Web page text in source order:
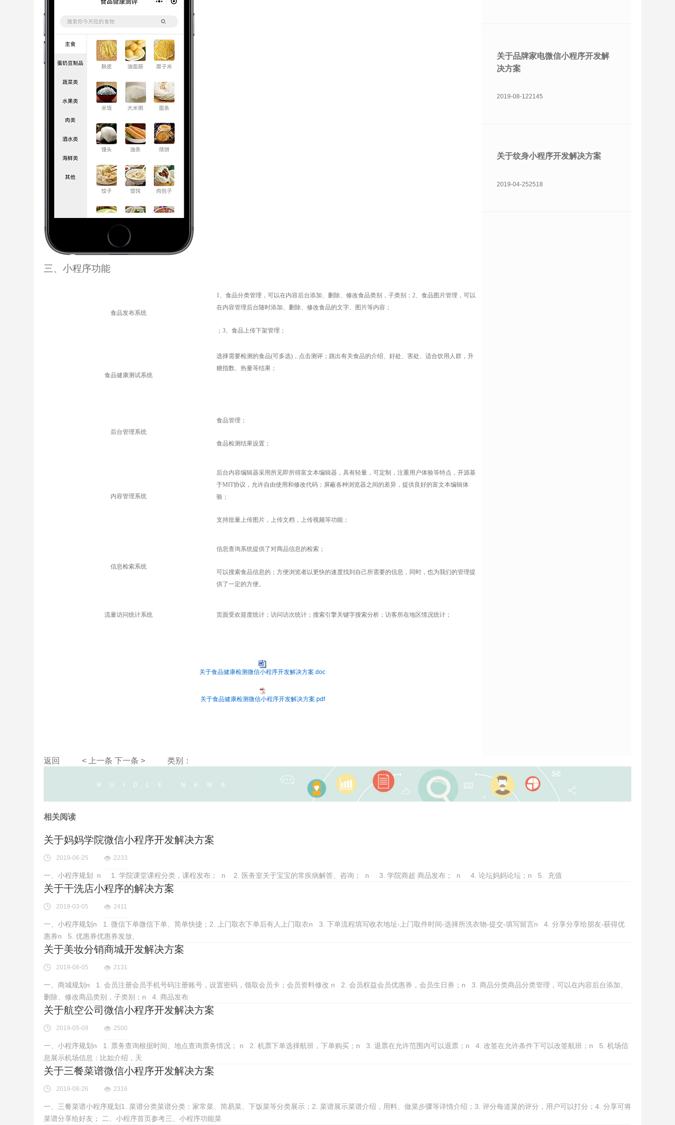
关于品牌家电微信小程序开发解
决方案
2019-08-122145
关于纹身小程序开发解决方案
2019-04-252518
三、小程序功能
食品发布系统
1、食品分类管理，可以在内容后台添加、删除、修改食品类别，子类别；2、食品图片管理，可以
在内容管理后台随时添加、删除、修改食品的文字、图片等内容；
；3、食品上传下架管理；
食品健康测试系统
选择需要检测的食品(可多选)，点击测评；跳出有关食品的介绍、好处、害处、适合饮用人群，升
糖指数、热量等结果；
后台管理系统
食品管理；
食品检测结果设置；
内容管理系统
后台内容编辑器采用所见即所得富文本编辑器，具有轻量，可定制，注重用户体验等特点，开源基
于MIT协议，允许自由使用和修改代码；屏蔽各种浏览器之间的差异，提供良好的富文本编辑体
验；
支持批量上传图片，上传文档，上传视频等功能；
信息检索系统
信息查询系统提供了对商品信息的检索；
可以搜索食品信息的；方便浏览者以更快的速度找到自己所需要的信息，同时，也为我们的管理提
供了一定的方便。
流量访问统计系统 页面受欢迎度统计；访问访次统计；搜索引擎关键字搜索分析；访客所在地区情况统计；
关于食品健康检测微信小程序开发解决方案.doc
关于食品健康检测微信小程序开发解决方案.pdf
返回 < 上一条 下一条 > 类别：
相关阅读
关于妈妈学院微信小程序开发解决方案
2019-06-25 2233
一、小程序规划 n 1. 学院课堂课程分类，课程发布； n 2. 医务室关于宝宝的常疾病解答、咨询； n 3. 学院商超 商品发布； n 4. 论坛妈妈论坛；n 5. 充值
关于干洗店小程序的解决方案
2019-03-05 2411
一、小程序规划n 1. 微信下单微信下单、简单快捷；2. 上门取衣下单后有人上门取衣n 3. 下单流程填写收衣地址-上门取件时间-选择所洗衣物-提交-填写留言n 4. 分享分享给朋友-获得优
惠券n 5. 优惠券优惠券发放、
关于美妆分销商城开发解决方案
2019-08-05 2131
一、商城规划n 1. 会员注册会员手机号码注册账号，设置密码，领取会员卡；会员资料修改 n 2. 会员权益会员优惠券，会员生日券；n 3. 商品分类商品分类管理，可以在内容后台添加、
删除、修改商品类别，子类别；n 4. 商品发布
关于航空公司微信小程序开发解决方案
2019-05-09 2500
一、小程序规划n 1. 票务查询根据时间、地点查询票务情况； n 2. 机票下单选择航班，下单购买；n 3. 退票在允许范围内可以退票；n 4. 改签在允许条件下可以改签航班；n 5. 机场信
息展示机场信息：比如介绍，天
关于三餐菜谱微信小程序开发解决方案
2019-08-26 2316
一、三餐菜谱小程序规划1. 菜谱分类菜谱分类：家常菜、简易菜、下饭菜等分类展示；2. 菜谱展示菜谱介绍，用料、做菜步骤等详情介绍；3. 评分每道菜的评分，用户可以打分；4. 分享可将
菜谱分享给好友； 二、小程序首页参考三、小程序功能菜